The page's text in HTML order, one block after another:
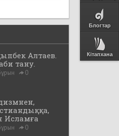
Блогтар
Кітапхана
Алтаев.
тану.
0
Исламға
0